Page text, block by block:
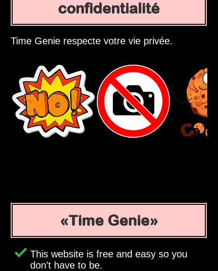
confidentialité
Time Genie respecte votre vie privée.
Time Genie
This website is free and easy so you
don't have to be.